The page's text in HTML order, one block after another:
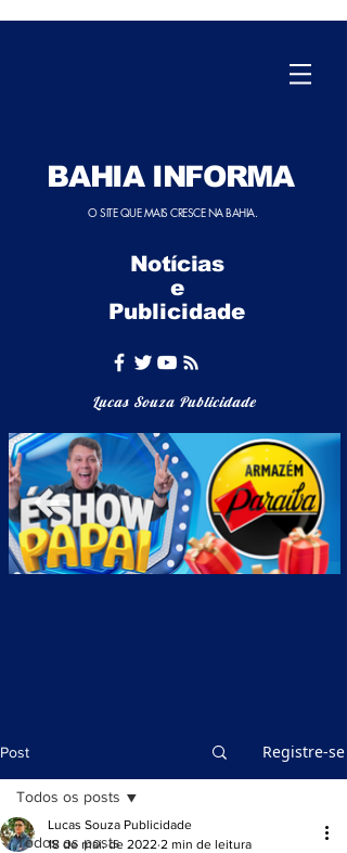
BAHIA INFORMA
O SITE QUE MAIS CRESCE NA BAHIA.
Notícias
e
Publicidade
Lucas Souza Publicidade
Post Registre-se
Todos os posts
Todos os posts
Lucas Souza Publicidade
18 de mai. de 2022 2 min de leitura